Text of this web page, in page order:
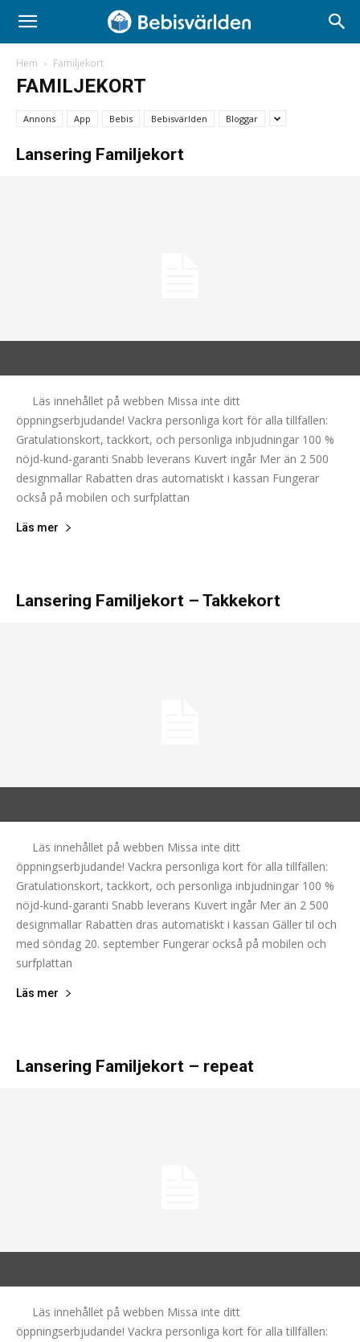
Hem Familjekort
FAMILJEKORT
Annons App Bebis Bebisvärlden Bloggar
Lansering Familjekort
Läs innehållet på webben Missa inte ditt
öppningserbjudande! Vackra personliga kort för alla tillfällen:
Gratulationskort, tackkort, och personliga inbjudningar 100 %
nöjd-kund-garanti Snabb leverans Kuvert ingår Mer än 2 500
designmallar Rabatten dras automatiskt i kassan Fungerar
också på mobilen och surfplattan
Läs mer
Lansering Familjekort – Takkekort
Läs innehållet på webben Missa inte ditt
öppningserbjudande! Vackra personliga kort för alla tillfällen:
Gratulationskort, tackkort, och personliga inbjudningar 100 %
nöjd-kund-garanti Snabb leverans Kuvert ingår Mer än 2 500
designmallar Rabatten dras automatiskt i kassan Gäller til och
med söndag 20. september Fungerar också på mobilen och
surfplattan
Läs mer
Lansering Familjekort – repeat
Läs innehållet på webben Missa inte ditt
öppningserbjudande! Vackra personliga kort för alla tillfällen: